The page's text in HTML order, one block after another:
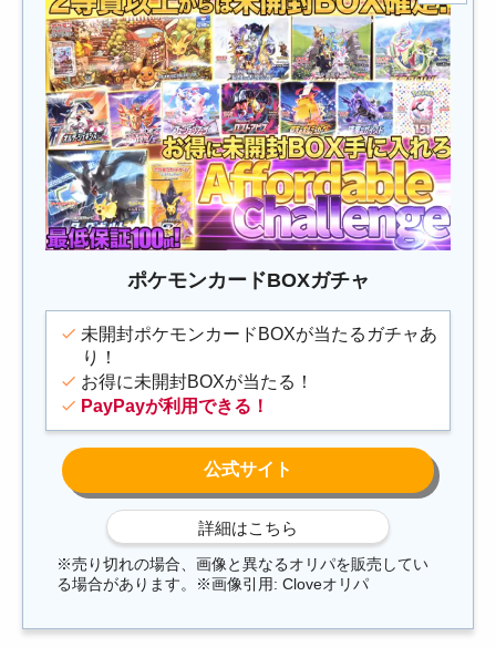
ポケモンカードBOXガチャ
未開封ポケモンカードBOXが当たるガチャあ
り！
お得に未開封BOXが当たる！
PayPayが利用できる！
※売り切れの場合、画像と異なるオリパを販売してい
る場合があります。※画像引用: Cloveオリパ